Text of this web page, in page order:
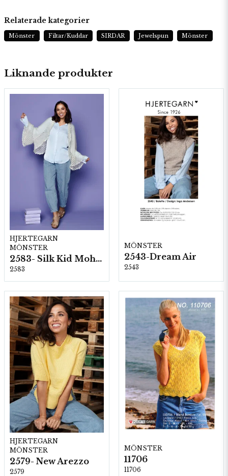
Liknande produkter
HJERTEGARN
MÖNSTER
2583- Silk Kid Mohair
2583
MÖNSTER
2543-Dream Air
2543
HJERTEGARN
MÖNSTER
2579- New Arezzo
2579
MÖNSTER
11706
11706
Relaterade kategorier
Mönster Filtar/Kuddar SIRDAR Jewelspun Mönster